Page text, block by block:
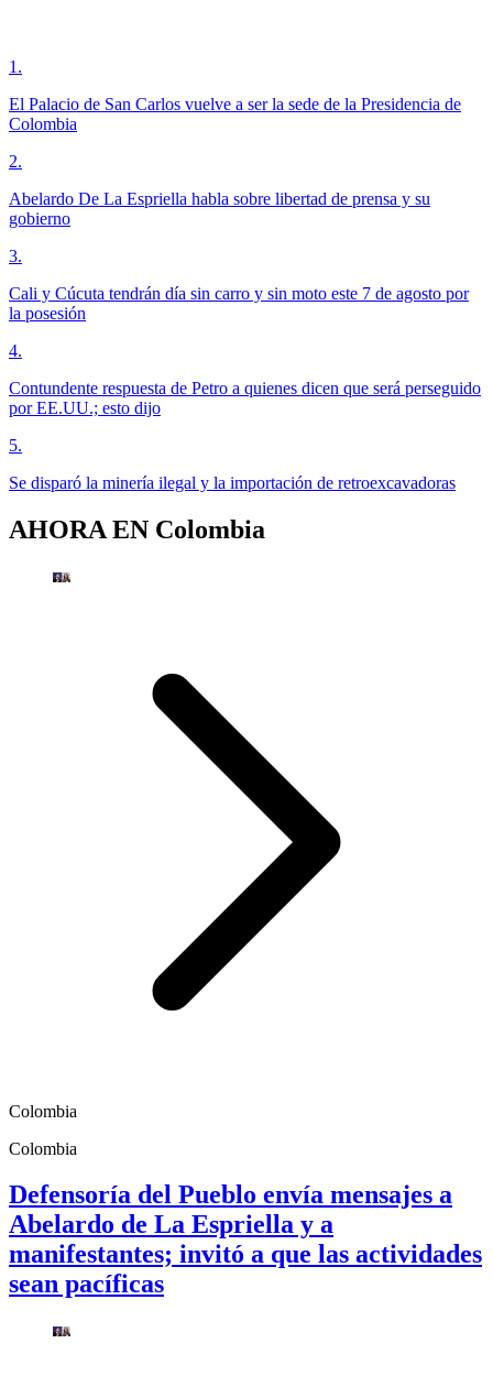
1 .
El Palacio de San Carlos vuelve a ser la sede de la Presidencia de
Colombia
2.
Abelardo De La Espriella habla sobre libertad de prensa y su
gobierno
3.
Cali y Cúcuta tendrán día sin carro y sin moto este 7 de agosto por
la posesión
4.
Contundente respuesta de Petro a quienes dicen que será perseguido
por EE.UU.; esto dijo
5.
Se disparó la minería ilegal y la importación de retroexcavadoras
AHORA EN Colombia
Colombia
Colombia
Defensoría del Pueblo envía mensajes a
Abelardo de La Espriella y a
manifestantes; invitó a que las actividades
sean pacíficas